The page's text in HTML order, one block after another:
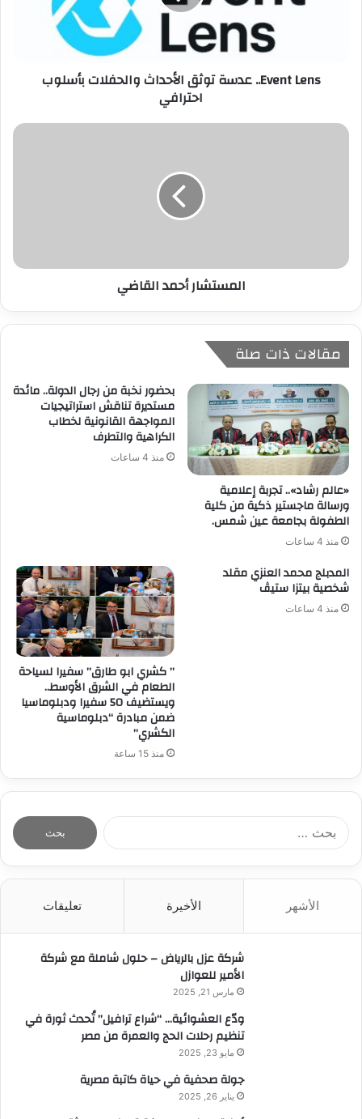
Event Lens.. عدسة توثق الأحداث والحفلات بأسلوب
احترافي
المستشار أحمد القاضي
مقالات ذات صلة
«عالم رشاد».. تجربة إعلامية
ورسالة ماجستير ذكية من كلية
الطفولة بجامعة عين شمس.
منذ 4 ساعات
بحضور نخبة من رجال الدولة.. مائدة
مستديرة تناقش استراتيجيات
المواجهة القانونية لخطاب
الكراهية والتطرف
منذ 4 ساعات
المدبلج محمد العنزي مقلد
شخصية بيتزا ستيڤ
منذ 4 ساعات
” كشري ابو طارق” سفيرا لسياحة
الطعام في الشرق الأوسط..
ويستضيف 50 سفيرا ودبلوماسيا
ضمن مبادرة “دبلوماسية
الكشري”
منذ 15 ساعة
الأشهر الأخيرة تعليقات
شركة عزل بالرياض – حلول شاملة مع شركة
الأمير للعوازل
مارس 21, 2025
ودّع العشوائية… “شراع ترافيل” تُحدث ثورة في
تنظيم رحلات الحج والعمرة من مصر
مايو 23, 2025
جولة صحفية في حياة كاتبة مصرية
يناير 26, 2025